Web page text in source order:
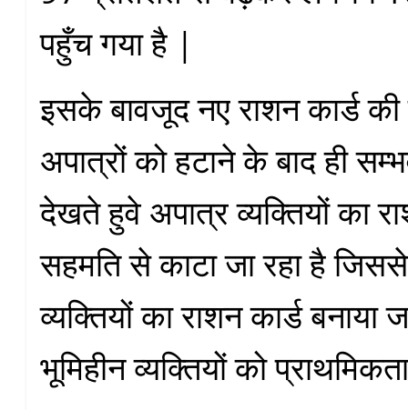
पहुँच गया है |
इसके बावजूद नए राशन कार्ड की
अपात्रों को हटाने के बाद ही
देखते हुवे अपात्र व्यक्तियों का
सहमति से काटा जा रहा है
व्यक्तियों का राशन कार्ड बनाया
भूमिहीन व्यक्तियों को